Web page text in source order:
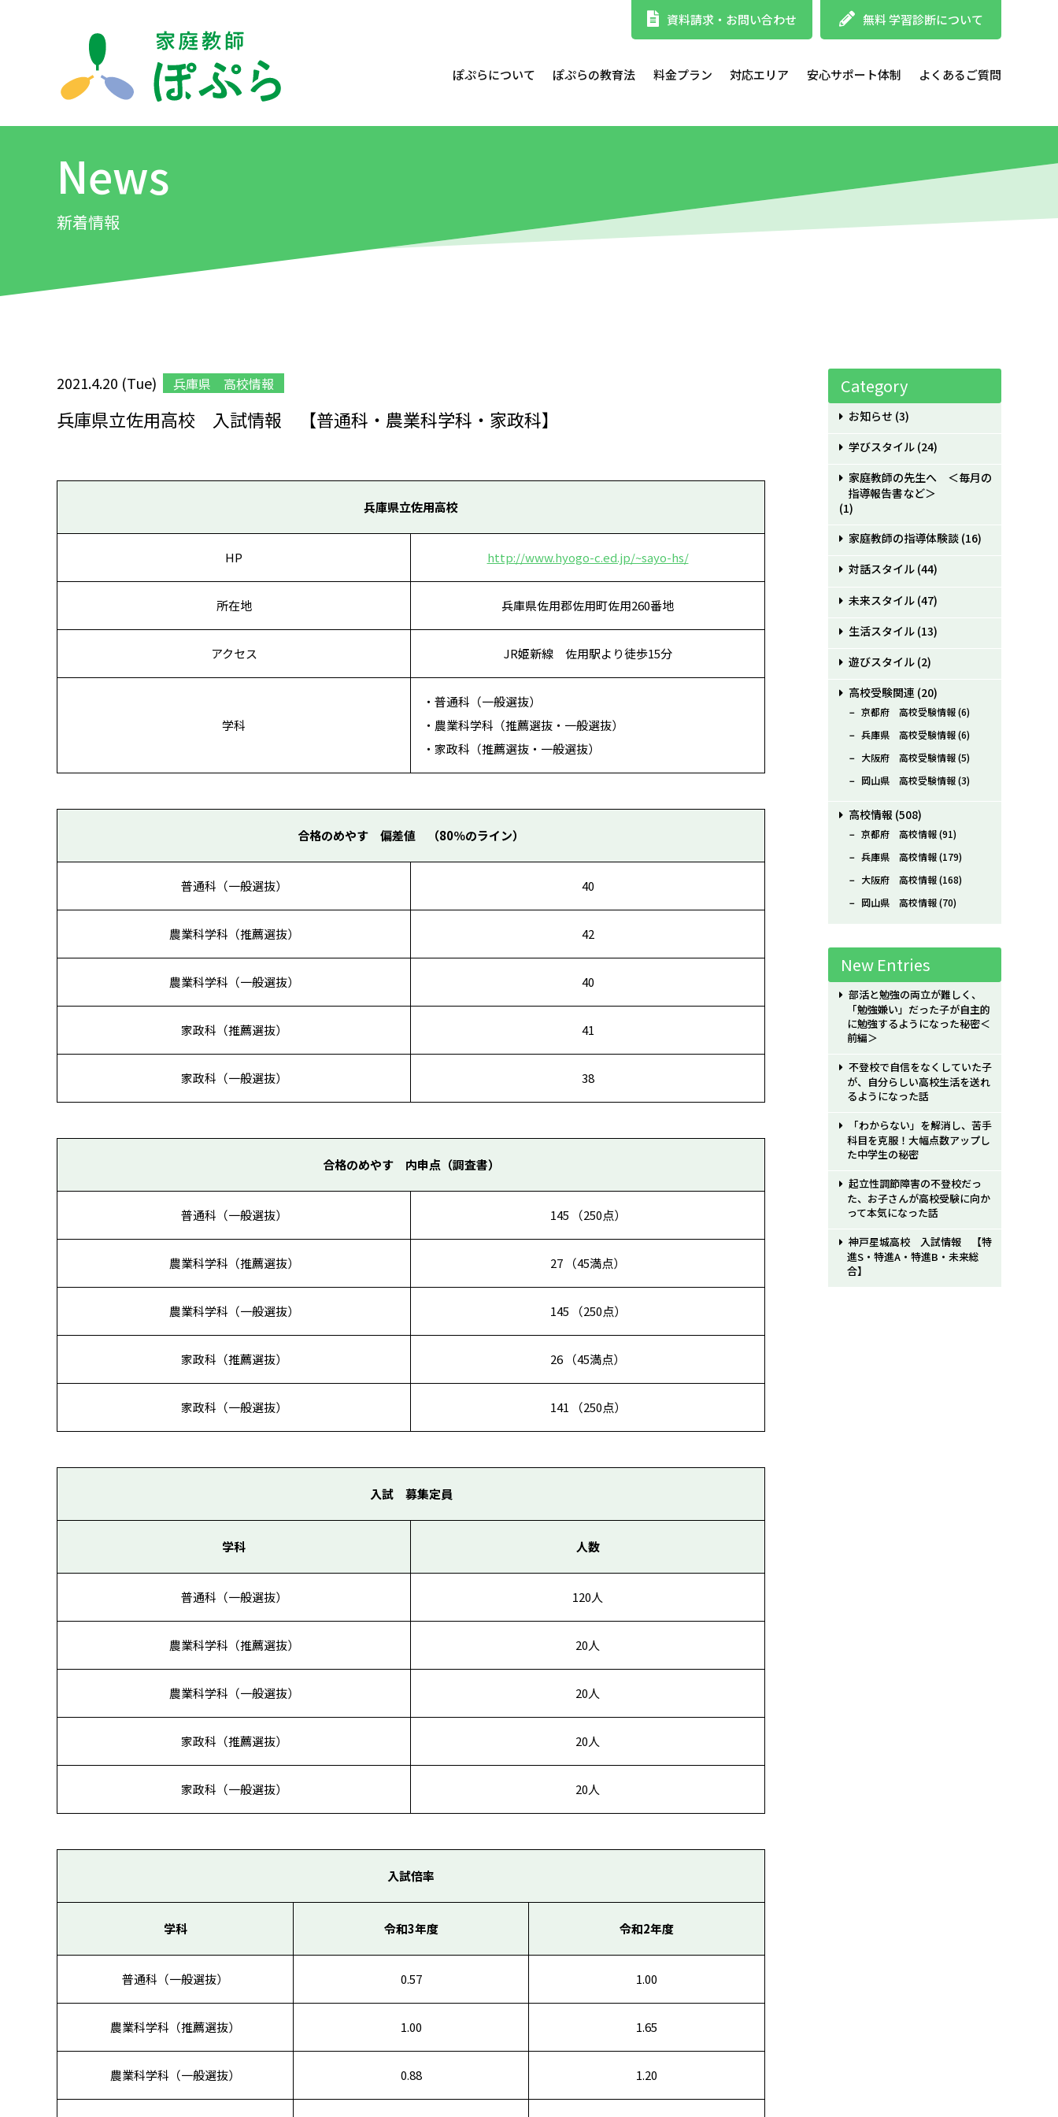
資料請求・お問い合わせ 無料 学習診断について
ぽぷらについて ぽぷらの教育法 料金プラン 対応エリア 安心サポート体制 よくあるご質問
News
新着情報
2021.4.20 (Tue) 兵庫県 高校情報
兵庫県立佐用高校 入試情報 【普通科・農業科学科・家政科】
兵庫県立佐用高校
HP http://www.hyogo-c.ed.jp/~sayo-hs/
所在地 兵庫県佐用郡佐用町佐用260番地
アクセス JR姫新線 佐用駅より徒歩15分
学科
・普通科（一般選抜）
・農業科学科（推薦選抜・一般選抜）
・家政科（推薦選抜・一般選抜）
合格のめやす 偏差値 （80％のライン）
普通科（一般選抜） 40
農業科学科（推薦選抜） 42
農業科学科（一般選抜） 40
家政科（推薦選抜） 41
家政科（一般選抜） 38
合格のめやす 内申点（調査書）
普通科（一般選抜） 145 （250点）
農業科学科（推薦選抜） 27 （45満点）
農業科学科（一般選抜） 145 （250点）
家政科（推薦選抜） 26 （45満点）
家政科（一般選抜） 141 （250点）
入試 募集定員
学科 人数
普通科（一般選抜） 120人
農業科学科（推薦選抜） 20人
農業科学科（一般選抜） 20人
家政科（推薦選抜） 20人
家政科（一般選抜） 20人
入試倍率
学科 令和3年度 令和2年度
普通科（一般選抜） 0.57 1.00
農業科学科（推薦選抜） 1.00 1.65
農業科学科（一般選抜） 0.88 1.20
Category
お知らせ (3)
学びスタイル (24)
家庭教師の先生へ ＜毎月の
指導報告書など＞
(1)
家庭教師の指導体験談 (16)
対話スタイル (44)
未来スタイル (47)
生活スタイル (13)
遊びスタイル (2)
高校受験関連 (20)
京都府 高校受験情報(6)
兵庫県 高校受験情報(6)
大阪府 高校受験情報(5)
岡山県 高校受験情報(3)
高校情報 (508)
京都府 高校情報(91)
兵庫県 高校情報(179)
大阪府 高校情報(168)
岡山県 高校情報(70)
New Entries
部活と勉強の両立が難しく、
「勉強嫌い」だった子が自主的
に勉強するようになった秘密＜
前編＞
不登校で自信をなくしていた子
が、自分らしい高校生活を送れ
るようになった話
「わからない」を解消し、苦手
科目を克服！大幅点数アップし
た中学生の秘密
起立性調節障害の不登校だっ
た、お子さんが高校受験に向か
って本気になった話
神戸星城高校 入試情報 【特
進S・特進A・特進B・未来総
合】